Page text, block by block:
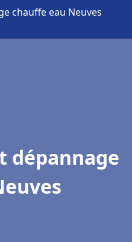
chauffe eau Neuves
dépannage